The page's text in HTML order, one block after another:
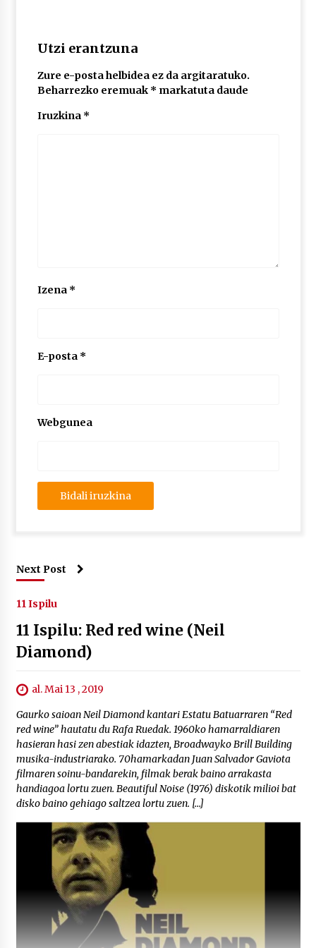
MUSIBLA #297: Bide, Boards Of Canada, Somak,
Tiga, Twisted Teens, Underscores, Habia
2026/07/02
Utzi erantzuna
Zure e-posta helbidea ez da argitaratuko.
Beharrezko eremuak * markatuta daude
Iruzkina *
Izena *
E-posta *
Webgunea
Next Post
11 Ispilu
11 Ispilu: Red red wine (Neil
Diamond)
al. Mai 13 , 2019
Gaurko saioan Neil Diamond kantari Estatu Batuarraren “Red
red wine” hautatu du Rafa Ruedak. 1960ko hamarraldiaren
hasieran hasi zen abestiak idazten, Broadwayko Brill Building
musika-industriarako. 70hamarkadan Juan Salvador Gaviota
filmaren soinu-bandarekin, filmak berak baino arrakasta
handiagoa lortu zuen. Beautiful Noise (1976) diskotik milioi bat
disko baino gehiago saltzea lortu zuen. […]